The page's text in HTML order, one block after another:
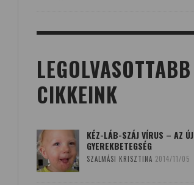
LEGOLVASOTTABB
CIKKEINK
KÉZ-LÁB-SZÁJ VÍRUS – AZ ÚJ
GYEREKBETEGSÉG
SZALMÁSI KRISZTINA 2014/11/05